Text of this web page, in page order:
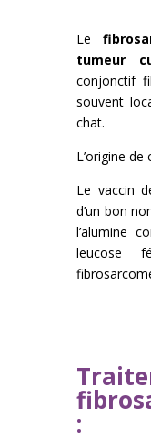
Le
tumeur
conjonctif
souvent
chat.
L’origine
Le vaccin
d’un bon
l’alumine
leucose
: